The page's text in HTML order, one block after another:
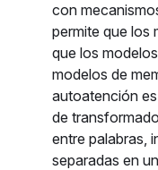
con
permite que los
que los
modelos de
autoatención
de
entre palabras,
separadas en